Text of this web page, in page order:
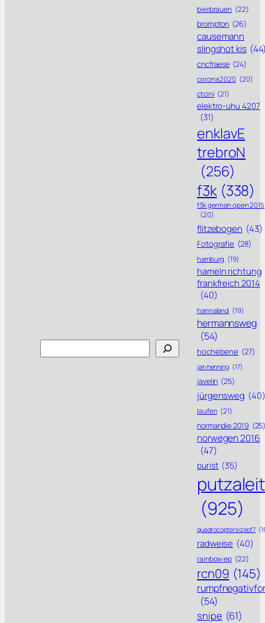
bierbrauen (22)
brompton (26)
causemann
slingshot kis
cncfraese (24)
corona 2020 (20)
ctcini (21)
elektro-uhu 4207
(31)
enklavE
trebroN
(256)
f3k (338)
f3k german open 2015
(20)
flitzebogen (43)
Fotografie (28)
hamburg (19)
hameln richtung
frankfreich 2014
(40)
hannaland (19)
hermannsweg
(54)
hochebene (27)
jan henning (17)
javelin (25)
jürgensweg (40)
laufen (21)
normandie 2019
norwegen 2016
(47)
purist (35)
putzaleit
(925)
quadrocoptersizeof7
radweise (40)
rainbow ep (22)
rcn09 (145)
(54)
snipe (61)